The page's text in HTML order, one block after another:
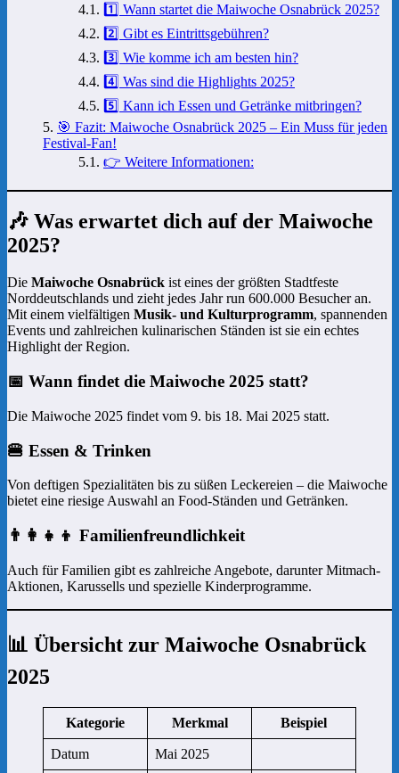
1️⃣ Wann startet die Maiwoche Osnabrück 2025?
2️⃣ Gibt es Eintrittsgebühren?
3️⃣ Wie komme ich am besten hin?
4️⃣ Was sind die Highlights 2025?
5️⃣ Kann ich Essen und Getränke mitbringen?
🎯 Fazit: Maiwoche Osnabrück 2025 – Ein Muss für jeden
Festival-Fan!
👉 Weitere Informationen:
🎶 Was erwartet dich auf der Maiwoche
2025?
Die Maiwoche Osnabrück ist eines der größten Stadtfeste
Norddeutschlands und zieht jedes Jahr run 600.000 Besucher an.
Mit einem vielfältigen Musik- und Kulturprogramm, spannenden
Events und zahlreichen kulinarischen Ständen ist sie ein echtes
Highlight der Region.
📅 Wann findet die Maiwoche 2025 statt?
Die Maiwoche 2025 findet vom 9. bis 18. Mai 2025 statt.
🍔 Essen & Trinken
Von deftigen Spezialitäten bis zu süßen Leckereien – die Maiwoche
bietet eine riesige Auswahl an Food-Ständen und Getränken.
👨‍👩‍👧‍👦 Familienfreundlichkeit
Auch für Familien gibt es zahlreiche Angebote, darunter Mitmach-
Aktionen, Karussells und spezielle Kinderprogramme.
📊 Übersicht zur Maiwoche Osnabrück
2025
Kategorie Merkmal Beispiel
Datum Mai 2025